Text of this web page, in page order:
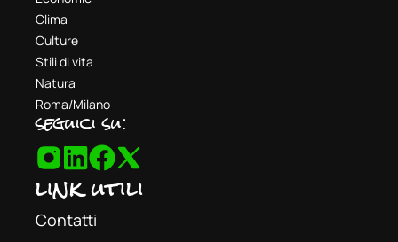
Clima
Culture
Stili di vita
Natura
Roma/Milano
seguici su:
link utili
Contatti